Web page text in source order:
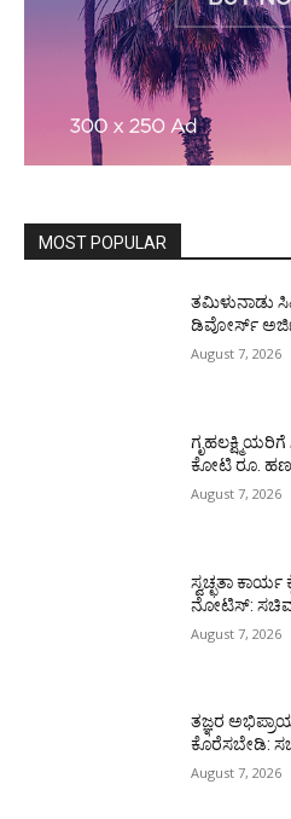
MOST POPULAR
ತಮಿಳುನಾಡು
ಡಿವೋರ್ಸ್‌ ಅರ್ಜಿ
August 7, 2026
ಗೃಹಲಕ್ಷ್ಮಿಯರಿಗೆ
ಕೋಟಿ ರೂ.
August 7, 2026
ಸ್ವಚ್ಛತಾ
ನೋಟಿಸ್: ಸಚಿವ
August 7, 2026
ತಜ್ಞರ
ಕೊರೆಸಬೇಡಿ:
August 7, 2026